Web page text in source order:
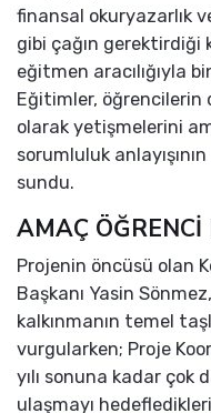
finansal okuryazarlık
gibi çağın gerektirdiği
eğitmen aracılığıyla
Eğitimler, öğrencilerin
olarak yetişmelerini
sorumluluk
sundu.
AMAÇ
Projenin öncüsü olan
Başkanı Yasin
kalkınmanın temel
vurgularken; Proje
yılı sonuna kadar çok
ulaşmayı